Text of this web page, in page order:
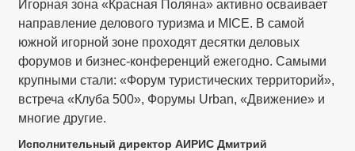
Игорная зона «Красная Поляна» активно осваивает
направление делового туризма и MICE. В самой
южной игорной зоне проходят десятки деловых
форумов и бизнес-конференций ежегодно. Самыми
крупными стали: «Форум туристических территорий»,
встреча «Клуба 500», Форумы Urban, «Движение» и
многие другие.
Исполнительный директор АИРИС Дмитрий